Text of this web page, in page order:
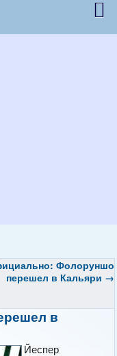
Фолоруншо
перешел в Кальяри →
в
Йеспер